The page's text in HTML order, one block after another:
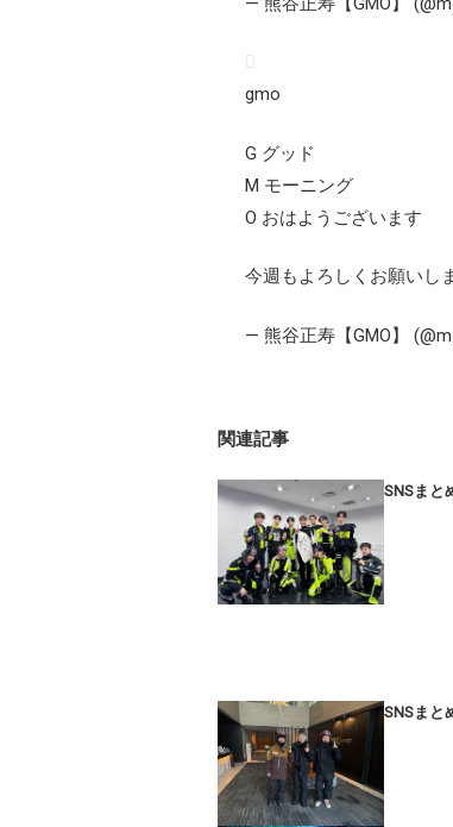
gmo
G グッド
M モーニング
O おはようございます
今週もよろしくお願いし
— 熊谷正寿【GMO】
関連記事
SNSまと
SNSまと